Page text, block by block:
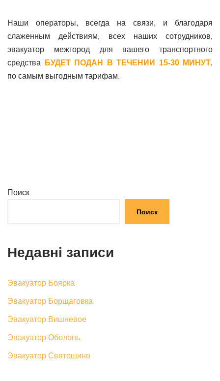
Наши операторы, всегда на связи, и благодаря
слаженным действиям, всех наших сотрудников,
эвакуатор межгород для вашего транспортного
средства БУДЕТ ПОДАН В ТЕЧЕНИИ 15-30 МИНУТ,
по самым выгодным тарифам.
Поиск
Поиск
Недавні записи
Эвакуатор Боярка
Эвакуатор Борщаговка
Эвакуатор Вишневое
Эвакуатор Оболонь
Эвакуатор Святошино